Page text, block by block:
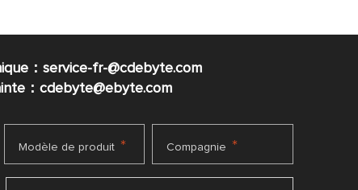
：service-fr-@cdebyte.com
：cdebyte@ebyte.com
Modèle de produit * Compagnie *